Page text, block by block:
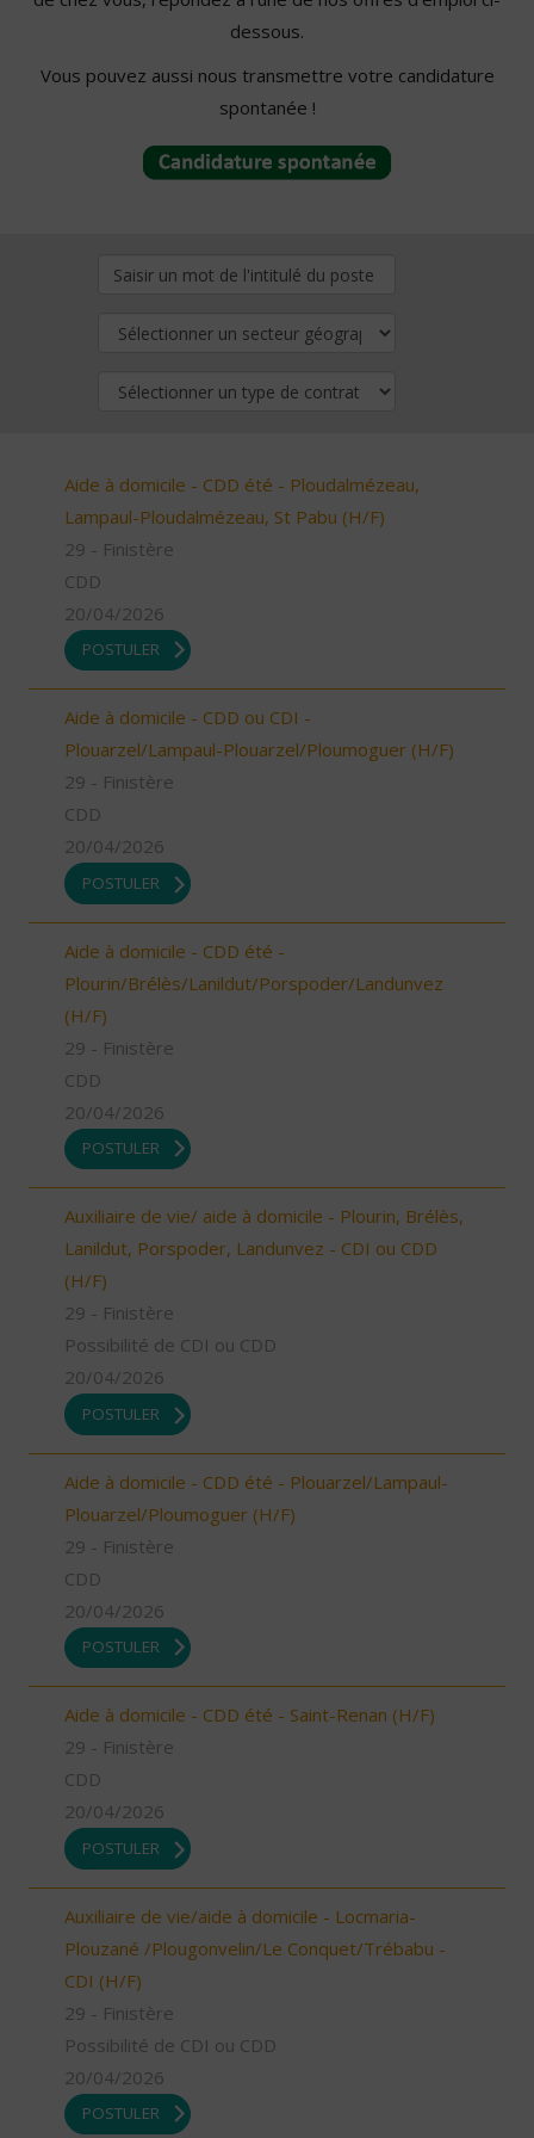
dessous.
Vous pouvez aussi nous transmettre votre candidature
spontanée !
Aide à domicile - CDD été - Ploudalmézeau,
Lampaul-Ploudalmézeau, St Pabu (H/F)
29 - Finistère
CDD
20/04/2026
POSTULER
Aide à domicile - CDD ou CDI -
Plouarzel/Lampaul-Plouarzel/Ploumoguer (H/F)
29 - Finistère
CDD
20/04/2026
POSTULER
Aide à domicile - CDD été -
Plourin/Brélès/Lanildut/Porspoder/Landunvez
(H/F)
29 - Finistère
CDD
20/04/2026
POSTULER
Auxiliaire de vie/ aide à domicile - Plourin, Brélès,
Lanildut, Porspoder, Landunvez - CDI ou CDD
(H/F)
29 - Finistère
Possibilité de CDI ou CDD
20/04/2026
POSTULER
Aide à domicile - CDD été - Plouarzel/Lampaul-
Plouarzel/Ploumoguer (H/F)
29 - Finistère
CDD
20/04/2026
POSTULER
Aide à domicile - CDD été - Saint-Renan (H/F)
29 - Finistère
CDD
20/04/2026
POSTULER
Auxiliaire de vie/aide à domicile - Locmaria-
Plouzané /Plougonvelin/Le Conquet/Trébabu -
CDI (H/F)
29 - Finistère
Possibilité de CDI ou CDD
20/04/2026
POSTULER